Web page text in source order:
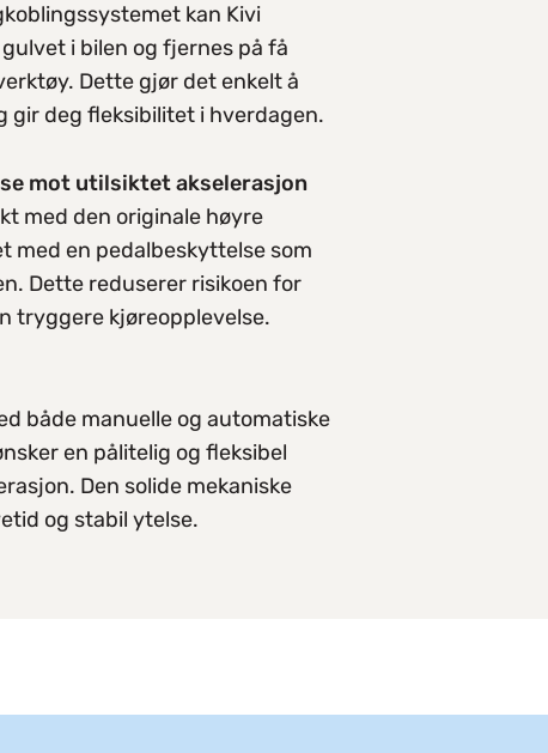
kan Kivi
i bilen og fjernes på få
Dette gjør det enkelt å
gir deg fleksibilitet i hverdagen.
mot utilsiktet akselerasjon
med den originale høyre
med en pedalbeskyttelse som
Dette reduserer risikoen for
tryggere kjøreopplevelse.
både manuelle og automatiske
en pålitelig og fleksibel
Den solide mekaniske
og stabil ytelse.